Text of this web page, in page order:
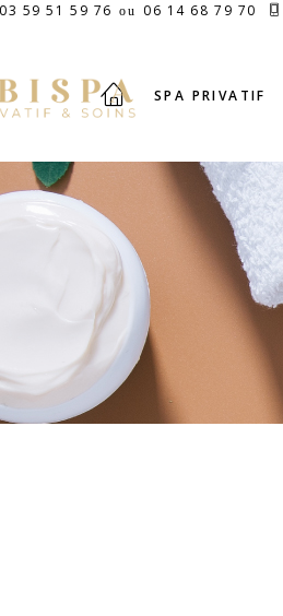
03 59 51 59 76 ou 06 14 68 79 70
SPA PRIVATIF